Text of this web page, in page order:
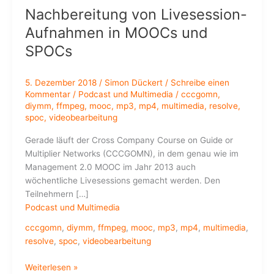
Nachbereitung von Livesession-
Aufnahmen in MOOCs und
SPOCs
5. Dezember 2018 / Simon Dückert / Schreibe einen
Kommentar / Podcast und Multimedia / cccgomn,
diymm, ffmpeg, mooc, mp3, mp4, multimedia, resolve,
spoc, videobearbeitung
Gerade läuft der Cross Company Course on Guide or
Multiplier Networks (CCCGOMN), in dem genau wie im
Management 2.0 MOOC im Jahr 2013 auch
wöchentliche Livesessions gemacht werden. Den
Teilnehmern […]
Podcast und Multimedia
cccgomn, diymm, ffmpeg, mooc, mp3, mp4, multimedia,
resolve, spoc, videobearbeitung
Nachbereitung
Weiterlesen »